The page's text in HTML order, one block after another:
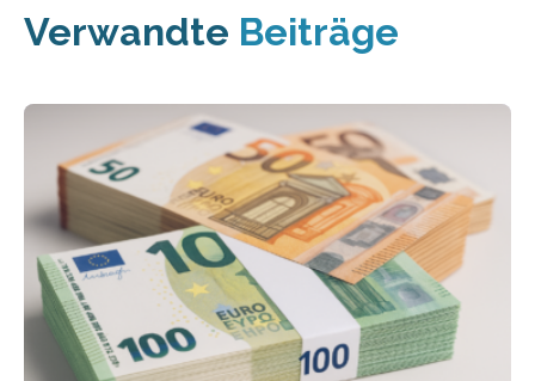
Verwandte Beiträge